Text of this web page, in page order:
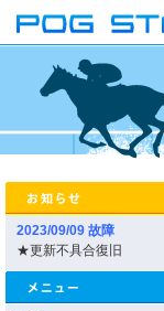
2023/09/09 故障
★更新不具合復旧